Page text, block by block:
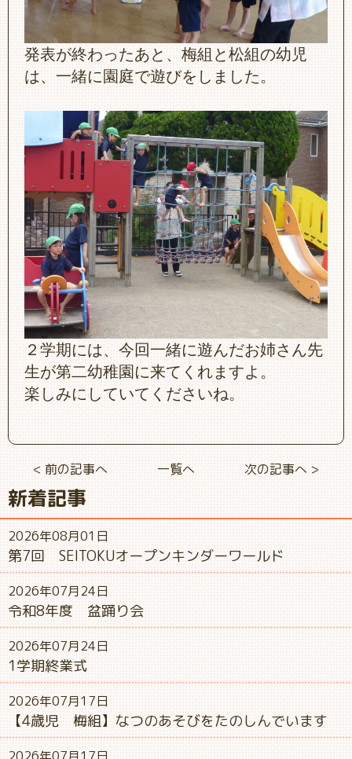
新着記事
2026年08月01日
第7回 SEITOKUオープンキンダーワールド
2026年07月24日
令和8年度 盆踊り会
2026年07月24日
1学期終業式
2026年07月17日
【4歳児 梅組】なつのあそびをたのしんでいます
2026年07月17日
発表が終わったあと、梅組と松組の幼児
は、一緒に園庭で遊びをしました。
２学期には、今回一緒に遊んだお姉さん先
生が第二幼稚園に来てくれますよ。
楽しみにしていてくださいね。
< 前の記事へ 一覧へ 次の記事へ >